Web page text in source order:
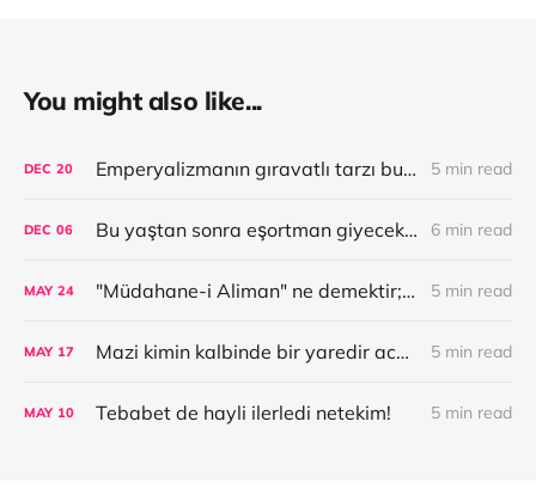
You might also like...
DEC 20 Emperyalizmanın gıravatlı tarzı bu ise, fanilalı tarzı nasıl olur bilader? 5 min read
DEC 06 Bu yaştan sonra eşortman giyecek halim yok; badema işi sıkı tutunuz bakalım! 6 min read
MAY 24 "Müdahane-i Aliman" ne demektir; o beyandadır! 5 min read
MAY 17 Mazi kimin kalbinde bir yaredir aceba? 5 min read
MAY 10 Tebabet de hayli ilerledi netekim! 5 min read